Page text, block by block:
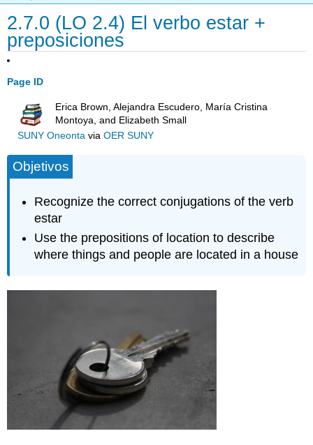
2.7.0 (LO 2.4) El verbo estar +
preposiciones
Page ID
Erica Brown, Alejandra Escudero, María Cristina
Montoya, and Elizabeth Small
SUNY Oneontavia OER SUNY
Objetivos
Recognize the correct conjugations of the verb
estar
Use the prepositions of location to describe
where things and people are located in a house